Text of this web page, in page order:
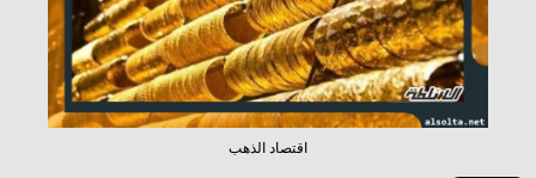
اقتصاد الذهب